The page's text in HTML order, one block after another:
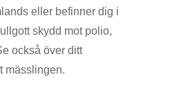
eller befinner dig i
skydd mot polio,
också över ditt
mässlingen.